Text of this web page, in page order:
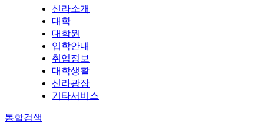
신라소개
대학
대학원
입학안내
취업정보
대학생활
신라광장
기타서비스
통합검색